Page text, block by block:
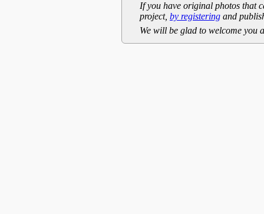
If you have original photos that
project, by registering and
We will be glad to welcome